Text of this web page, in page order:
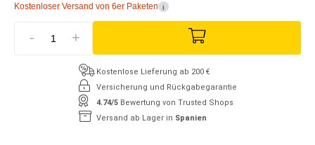
Kostenloser Versand von 6er Paketen i
- +
Kostenlose Lieferung ab 200 €
Versicherung und Rückgabegarantie
4.74/5 Bewertung von Trusted Shops
Versand ab Lager in Spanien